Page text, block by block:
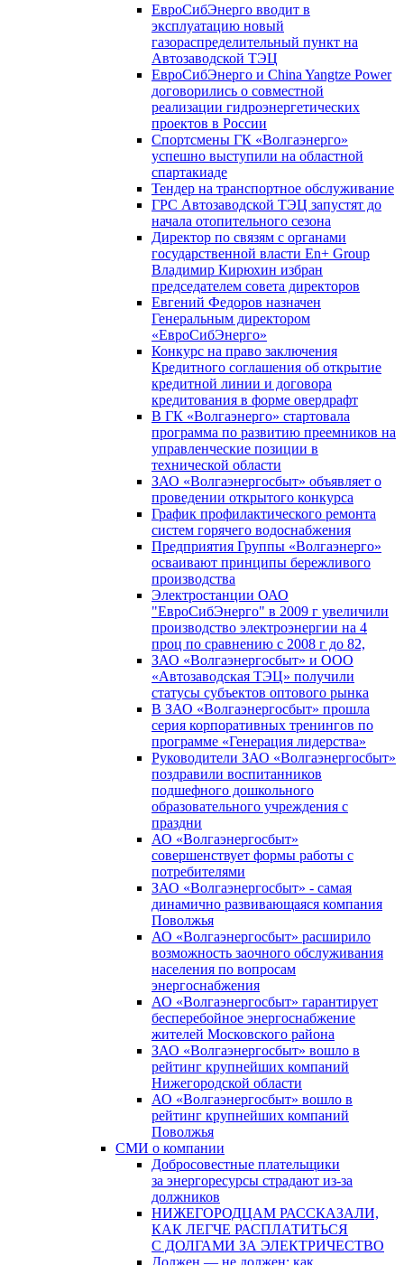
ЕвроСибЭнерго вводит в
эксплуатацию новый
газораспределительный пункт на
Автозаводской ТЭЦ
ЕвроСибЭнерго и China Yangtze Power
договорились о совместной
реализации гидроэнергетических
проектов в России
Спортсмены ГК «Волгаэнерго»
успешно выступили на областной
спартакиаде
Тендер на транспортное обслуживание
ГРС Автозаводской ТЭЦ запустят до
начала отопительного сезона
Директор по связям с органами
государственной власти En+ Group
Владимир Кирюхин избран
председателем совета директоров
Евгений Федоров назначен
Генеральным директором
«ЕвроСибЭнерго»
Конкурс на право заключения
Кредитного соглашения об открытие
кредитной линии и договора
кредитования в форме овердрафт
В ГК «Волгаэнерго» стартовала
программа по развитию преемников на
управленческие позиции в
технической области
ЗАО «Волгаэнергосбыт» объявляет о
проведении открытого конкурса
График профилактического ремонта
систем горячего водоснабжения
Предприятия Группы «Волгаэнерго»
осваивают принципы бережливого
производства
Электростанции ОАО
"ЕвроСибЭнерго" в 2009 г увеличили
производство электроэнергии на 4
проц по сравнению с 2008 г до 82,
ЗАО «Волгаэнергосбыт» и ООО
«Автозаводская ТЭЦ» получили
статусы субъектов оптового рынка
В ЗАО «Волгаэнергосбыт» прошла
серия корпоративных тренингов по
программе «Генерация лидерства»
Руководители ЗАО «Волгаэнергосбыт»
поздравили воспитанников
подшефного дошкольного
образовательного учреждения с
праздни
АО «Волгаэнергосбыт»
совершенствует формы работы с
потребителями
ЗАО «Волгаэнергосбыт» - самая
динамично развивающаяся компания
Поволжья
АО «Волгаэнергосбыт» расширило
возможность заочного обслуживания
населения по вопросам
энергоснабжения
АО «Волгаэнергосбыт» гарантирует
бесперебойное энергоснабжение
жителей Московского района
ЗАО «Волгаэнергосбыт» вошло в
рейтинг крупнейших компаний
Нижегородской области
АО «Волгаэнергосбыт» вошло в
рейтинг крупнейших компаний
Поволжья
СМИ о компании
Добросовестные плательщики
за энергоресурсы страдают из-за
должников
НИЖЕГОРОДЦАМ РАССКАЗАЛИ,
КАК ЛЕГЧЕ РАСПЛАТИТЬСЯ
С ДОЛГАМИ ЗА ЭЛЕКТРИЧЕСТВО